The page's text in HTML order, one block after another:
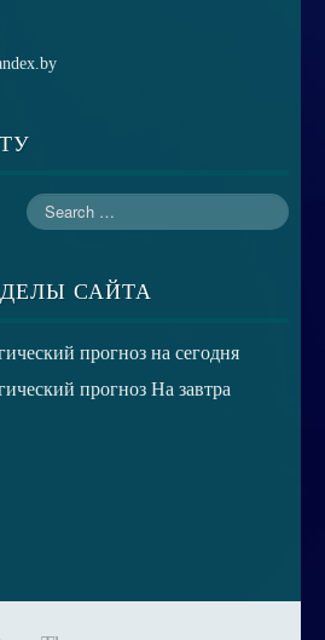
САЙТА
прогноз на сегодня
прогноз На завтра